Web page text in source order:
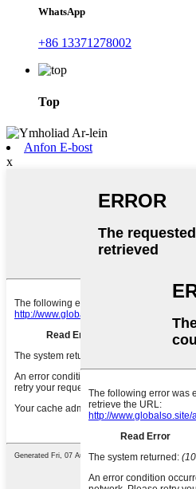
WhatsApp
+86 13371278002
Top
Anfon E-bost
x